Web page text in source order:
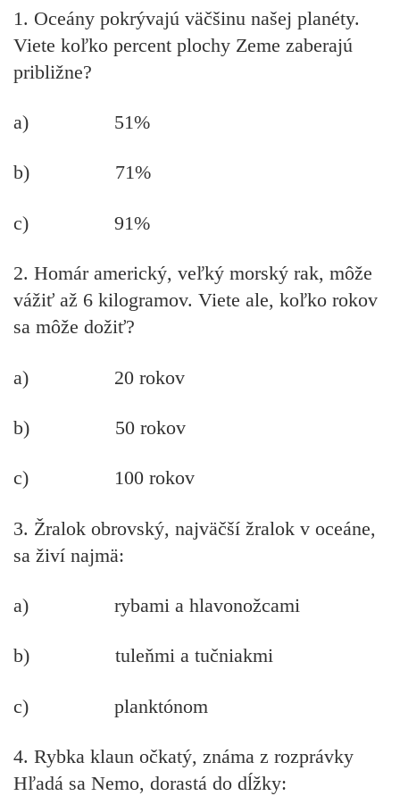
1. Oceány pokrývajú väčšinu našej planéty.
Viete koľko percent plochy Zeme zaberajú
približne?
a) 51%
b) 71%
c) 91%
2. Homár americký, veľký morský rak, môže
vážiť až 6 kilogramov. Viete ale, koľko rokov
sa môže dožiť?
a) 20 rokov
b) 50 rokov
c) 100 rokov
3. Žralok obrovský, najväčší žralok v oceáne,
sa živí najmä:
a) rybami a hlavonožcami
b) tuleňmi a tučniakmi
c) planktónom
4. Rybka klaun očkatý, známa z rozprávky
Hľadá sa Nemo, dorastá do dĺžky: